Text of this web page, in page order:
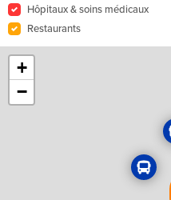
Hôpitaux & soins médicaux
Restaurants
+
−